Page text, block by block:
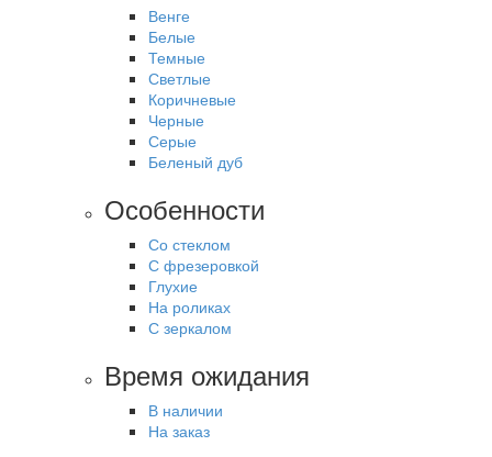
Венге
Белые
Темные
Светлые
Коричневые
Черные
Серые
Беленый дуб
Особенности
Со стеклом
С фрезеровкой
Глухие
На роликах
С зеркалом
Время ожидания
В наличии
На заказ